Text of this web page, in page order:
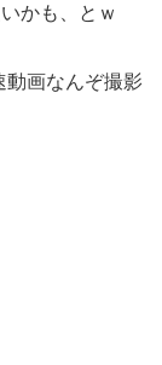
かも、とｗ
動画なんぞ撮影